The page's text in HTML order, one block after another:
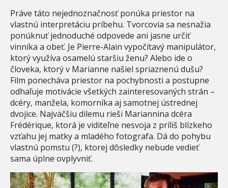
Práve táto nejednoznačnosť ponúka priestor na
vlastnú interpretáciu príbehu. Tvorcovia sa nesnažia
ponúknuť jednoduché odpovede ani jasne určiť
vinníka a obeť. Je Pierre-Alain vypočítavý manipulátor,
ktorý využíva osamelú staršiu ženu? Alebo ide o
človeka, ktorý v Marianne našiel spriaznenú dušu?
Film ponecháva priestor na pochybnosti a postupne
odhaľuje motivácie všetkých zainteresovaných strán –
dcéry, manžela, komorníka aj samotnej ústrednej
dvojice. Najväčšiu dilemu rieši Mariannina dcéra
Frédérique, ktorá je viditeľne nesvoja z príliš blízkeho
vzťahu jej matky a mladého fotografa. Dá do pohybu
vlastnú pomstu (?), ktorej dôsledky nebude vedieť
sama úplne ovplyvniť.